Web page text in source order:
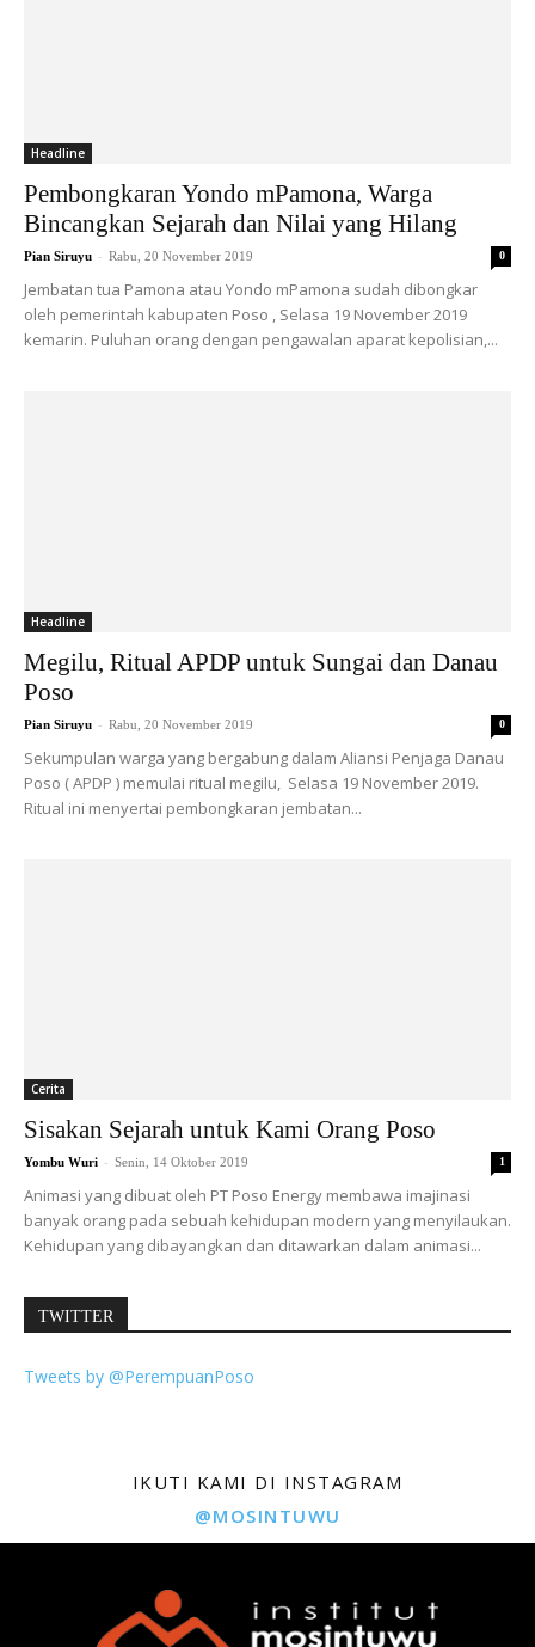
Headline
Pembongkaran Yondo mPamona, Warga
Bincangkan Sejarah dan Nilai yang Hilang
Pian Siruyu - Rabu, 20 November 2019 0
Jembatan tua Pamona atau Yondo mPamona sudah dibongkar
oleh pemerintah kabupaten Poso , Selasa 19 November 2019
kemarin. Puluhan orang dengan pengawalan aparat kepolisian,...
Headline
Megilu, Ritual APDP untuk Sungai dan Danau
Poso
Pian Siruyu - Rabu, 20 November 2019 0
Sekumpulan warga yang bergabung dalam Aliansi Penjaga Danau
Poso ( APDP ) memulai ritual megilu, Selasa 19 November 2019.
Ritual ini menyertai pembongkaran jembatan...
Cerita
Sisakan Sejarah untuk Kami Orang Poso
Yombu Wuri - Senin, 14 Oktober 2019 1
Animasi yang dibuat oleh PT Poso Energy membawa imajinasi
banyak orang pada sebuah kehidupan modern yang menyilaukan.
Kehidupan yang dibayangkan dan ditawarkan dalam animasi...
TWITTER
Tweets by @PerempuanPoso
IKUTI KAMI DI INSTAGRAM
@MOSINTUWU